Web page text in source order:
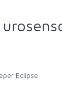
Eclipse